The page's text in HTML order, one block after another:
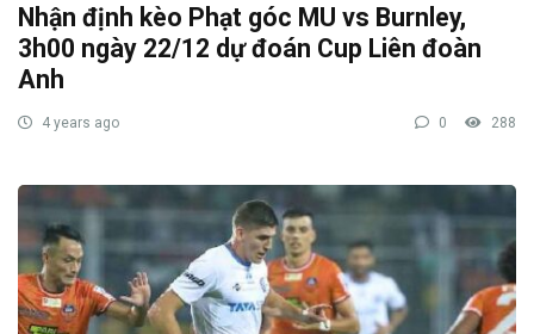
Nhận định kèo Phạt góc MU vs Burnley,
3h00 ngày 22/12 dự đoán Cup Liên đoàn
Anh
4 years ago 0 288